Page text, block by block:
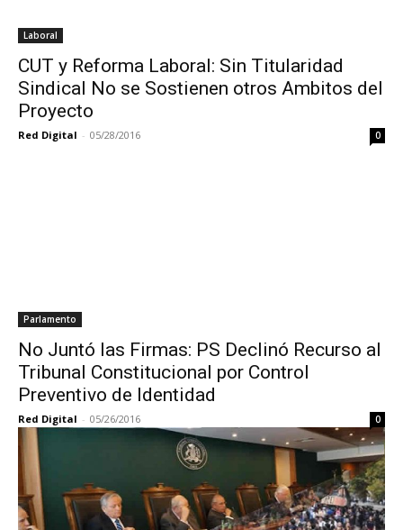
Laboral
CUT y Reforma Laboral: Sin Titularidad
Sindical No se Sostienen otros Ambitos del
Proyecto
Red Digital - 05/28/2016 0
Parlamento
No Juntó las Firmas: PS Declinó Recurso al
Tribunal Constitucional por Control
Preventivo de Identidad
Red Digital - 05/26/2016 0